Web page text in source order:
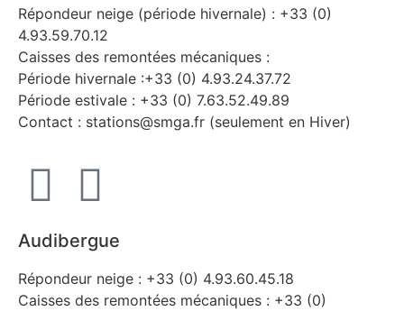
Répondeur neige (période hivernale) : +33 (0)
4.93.59.70.12
Caisses des remontées mécaniques :
Période hivernale :+33 (0) 4.93.24.37.72
Période estivale : +33 (0) 7.63.52.49.89
Contact : stations@smga.fr (seulement en Hiver)
Audibergue
Répondeur neige : +33 (0) 4.93.60.45.18
Caisses des remontées mécaniques : +33 (0)